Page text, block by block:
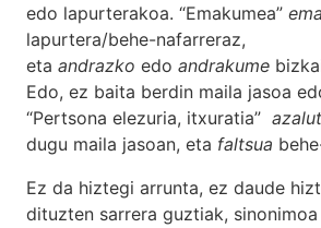
edo lapurterakoa. “Emakumea”
lapurtera/behe-nafarreraz,
eta andrazko edo andrakume
Edo, ez baita berdin maila jasoa
“Pertsona elezuria, itxuratia”
dugu maila jasoan, eta faltsua
Ez da hiztegi arrunta, ez daude
dituzten sarrera guztiak,